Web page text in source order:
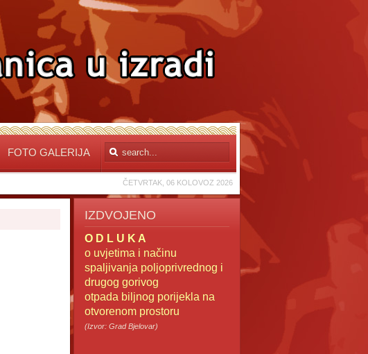
FOTO GALERIJA
ČETVRTAK, 06 KOLOVOZ 2026
IZDVOJENO
O D L U K A
o uvjetima i načinu
spaljivanja poljoprivrednog i
drugog gorivog
otpada biljnog porijekla na
otvorenom prostoru
(Izvor: Grad Bjelovar)